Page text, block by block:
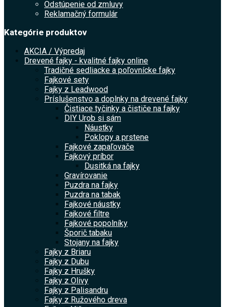
Odstúpenie od zmluvy
Reklamačný formulár
Kategórie produktov
AKCIA / Výpredaj
Drevené fajky - kvalitné fajky online
Tradičné sedliacke a poľovnícke fajky
Fajkové sety
Fajky z Leadwood
Príslušenstvo a doplnky na drevené fajky
Čistiace tyčinky a čističe na fajky
DIY Urob si sám
Náustky
Poklopy a prstene
Fajkové zapaľovače
Fajkový príbor
Dusitká na fajky
Gravírovanie
Puzdra na fajky
Puzdra na tabak
Fajkové náustky
Fajkové filtre
Fajkové popolníky
Šporič tabaku
Stojany na fajky
Fajky z Briaru
Fajky z Dubu
Fajky z Hrušky
Fajky z Olivy
Fajky z Palisandru
Fajky z Ružového dreva